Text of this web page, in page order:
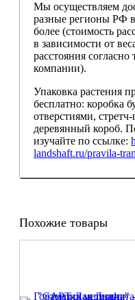
Мы осуществляем
разные регионы РФ
более (стоимость
в зависимости от
расстояния
компании).
Упаковка растения
бесплатно: коробка
отверстиями,
деревянный короб.
изучайте по ссылке:
landshaft.ru/pravila-
Похожие товары